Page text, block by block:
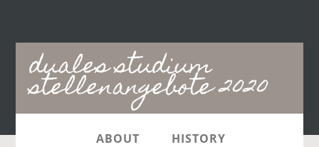
duales studium
stellenangebote 2020
Main
navigation
ABOUT HISTORY